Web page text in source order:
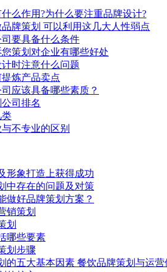
么作用?为什么要注重品牌设计?
牌策划 可以利用这几大人性弱点
要具备什么条件
策划对企业有哪些好处
时注意什么问题
炼产品卖点
应该具备哪些素质？
司排名
类
不专业的区别
形象打造上获得成功
中存在的问题及对策
做好品牌策划方案？
销策划
划
哪些要素
划步骤
的五大基本因素 餐饮品牌策划与运